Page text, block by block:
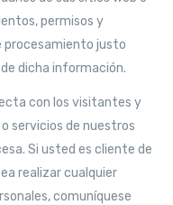
permisos y
procesamiento justo
dicha información.
con los visitantes y
servicios de nuestros
Si usted es cliente de
realizar cualquier
comuníquese